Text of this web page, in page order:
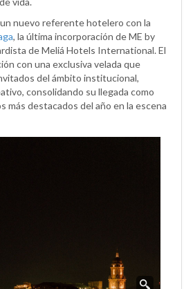
un nuevo referente hotelero con la
, la última incorporación de ME by
de Meliá Hotels International. El
con una exclusiva velada que
del ámbito institucional,
consolidando su llegada como
más destacados del año en la escena